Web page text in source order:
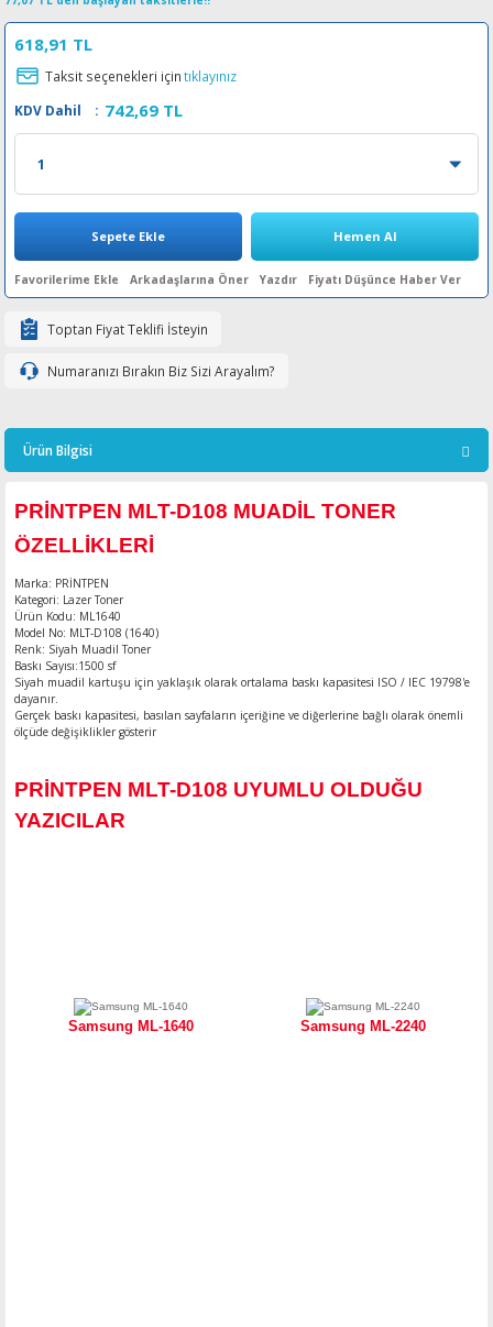
Ribon
CP
Pro
618,91 TL
Taksit seçenekleri içintıklayınız
KDV Dahil
: 742,69 TL
Sepete Ekle Hemen Al
Arkadaşlarına Öner Yazdır Fiyatı Düşünce Haber Ver
Toptan Fiyat Teklifi İsteyin
Numaranızı Bırakın Biz Sizi Arayalım?
Ürün Bilgisi
PRİNTPEN MLT-D108 MUADİL TONER
ÖZELLİKLERİ
Marka: PRİNTPEN
Kategori: Lazer Toner
Ürün Kodu: ML1640
Model No: MLT-D108 (1640)
Renk: Siyah Muadil Toner
Baskı Sayısı:1500 sf
Siyah muadil kartuşu için yaklaşık olarak ortalama baskı kapasitesi ISO / IEC 19798'e
dayanır.
Gerçek baskı kapasitesi, basılan sayfaların içeriğine ve diğerlerine bağlı olarak önemli
ölçüde değişiklikler gösterir
PRİNTPEN MLT-D108 UYUMLU OLDUĞU
YAZICILAR
Samsung ML-1640 Samsung ML-2240